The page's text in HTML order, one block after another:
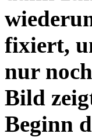
fixiert,
nur
Bild
Beginn